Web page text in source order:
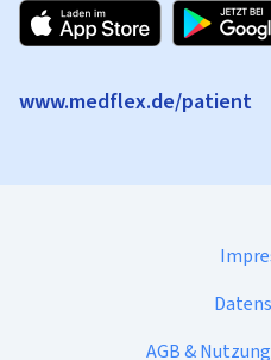
www.medflex.de/patient
AGB &